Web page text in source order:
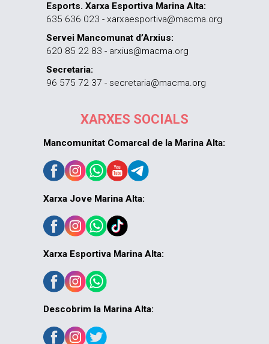
Esports. Xarxa Esportiva Marina Alta:
635 636 023 - xarxaesportiva@macma.org
Servei Mancomunat d’Arxius:
620 85 22 83 - arxius@macma.org
Secretaria:
96 575 72 37 - secretaria@macma.org
XARXES SOCIALS
Mancomunitat Comarcal de la Marina Alta:
Xarxa Jove Marina Alta:
Xarxa Esportiva Marina Alta:
Descobrim la Marina Alta: